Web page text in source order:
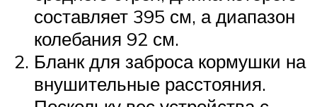
составляет 395 см, а диапазон
колебания 92 см.
Бланк для заброса кормушки на
внушительные расстояния.